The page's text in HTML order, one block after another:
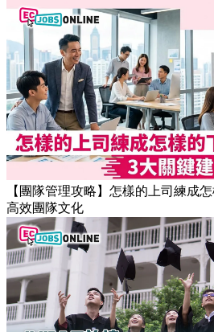
【職場健康】專家：9點前上班根本
返工時間(附打工仔抗疲勞攻略)